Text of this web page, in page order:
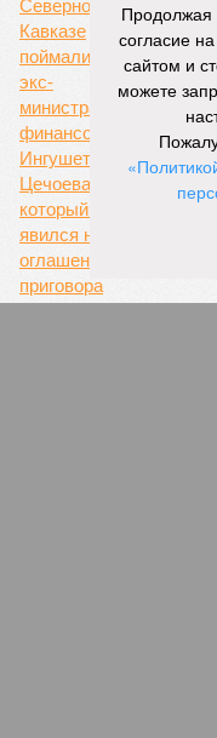
Не
Продолжая
согласие
сайтом и
можете